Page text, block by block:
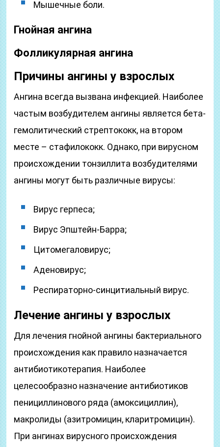
Мышечные боли.
Гнойная ангина
Фолликулярная ангина
Причины ангины у взрослых
Ангина всегда вызвана инфекцией. Наиболее
частым возбудителем ангины является бета-
гемолитический стрептококк, на втором
месте – стафилококк. Однако, при вирусном
происхождении тонзиллита возбудителями
ангины могут быть различные вирусы:
Вирус герпеса;
Вирус Эпштейн-Барра;
Цитомегаловирус;
Аденовирус;
Респираторно-синцитиальный вирус.
Лечение ангины у взрослых
Для лечения гнойной ангины бактериального
происхождения как правило назначается
антибиотикотерапия. Наиболее
целесообразно назначение антибиотиков
пенициллинового ряда (амоксициллин),
макролиды (азитромицин, кларитромицин).
При ангинах вирусного происхождения